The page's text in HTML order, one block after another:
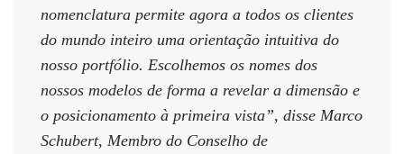
nomenclatura permite agora a todos os clientes
do mundo inteiro uma orientação intuitiva do
nosso portfólio. Escolhemos os nomes dos
nossos modelos de forma a revelar a dimensão e
o posicionamento à primeira vista”, disse Marco
Schubert, Membro do Conselho de